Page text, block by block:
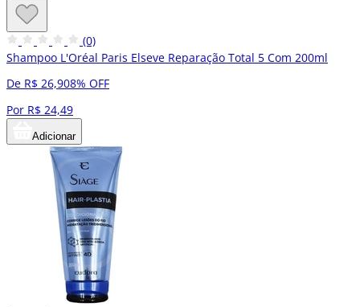
(0)
Shampoo L'Oréal Paris Elseve Reparação Total 5 Com 200ml
De R$ 26,908% OFF
Por R$ 24,49
Adicionar